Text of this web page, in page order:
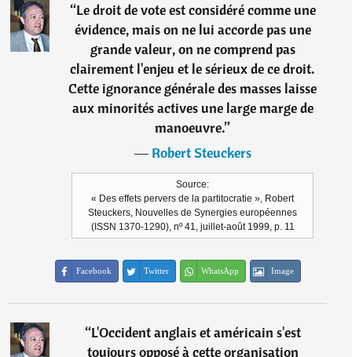
“Le droit de vote est considéré comme une
évidence, mais on ne lui accorde pas une
grande valeur, on ne comprend pas
clairement l'enjeu et le sérieux de ce droit.
Cette ignorance générale des masses laisse
aux minorités actives une large marge de
manoeuvre.”
―Robert Steuckers
Source:
« Des effets pervers de la partitocratie », Robert
Steuckers, Nouvelles de Synergies européennes
(ISSN 1370-1290), nº 41, juillet-août 1999, p. 11
Facebook Twitter WhatsApp Image
“L'Occident anglais et américain s'est
toujours opposé à cette organisation